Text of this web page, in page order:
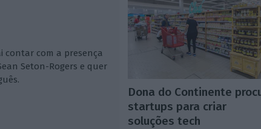
contar com a presença
Seton-Rogers e quer
Dona do Continente
startups para criar
soluções tech